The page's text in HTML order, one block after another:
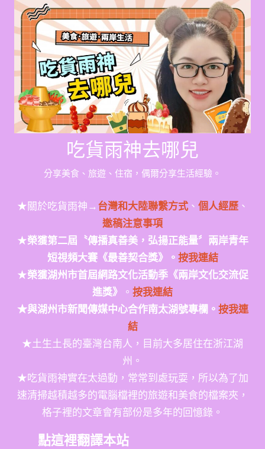
Skip
content
吃貨雨神去哪兒
分享美食、旅遊、住宿，偶爾分享生活經驗。
★關於吃貨雨神→台灣和大陸聯繫方式、 個人經歷、
邀稿注意事項
★榮獲第二屆〝傳播真善美，弘揚正能量〞兩岸青年
短視頻大賽《最善契合獎》。 按我連結
★榮獲湖州市首屆網路文化活動季《兩岸文化交流促
進獎》
。 按我連結
★與湖州市新聞傳媒中心合作南太湖號專欄。 按我連
結
★土生土長的臺灣台南人，目前大多居住在浙江湖
州。
★吃貨雨神實在太過動，常常到處玩耍，所以為了加
速清掃越積越多的電腦檔裡的旅遊和美食的檔案夾，
格子裡的文章會有部份是多年的回憶錄。
點這裡翻譯本站